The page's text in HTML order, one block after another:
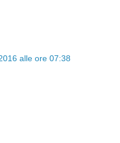
alle ore 07:38